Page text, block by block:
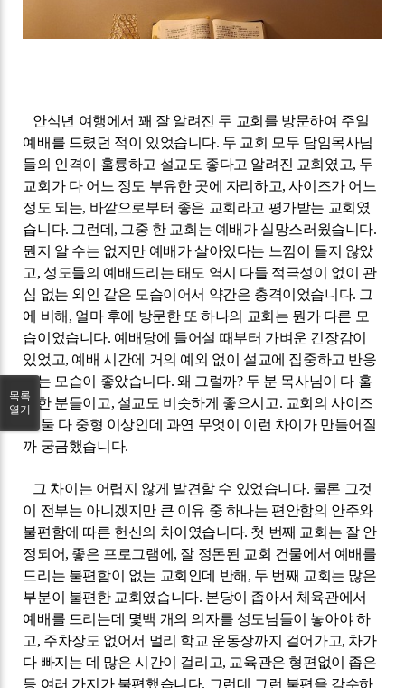
안식년 여행에서 꽤 잘 알려진 두 교회를 방문하여 주일
예배를 드렸던 적이 있었습니다. 두 교회 모두 담임목사님
들의 인격이 훌륭하고 설교도 좋다고 알려진 교회였고, 두
교회가 다 어느 정도 부유한 곳에 자리하고,사이즈가 어느
정도 되는, 바깥으로부터 좋은 교회라고 평가받는 교회였
습니다. 그런데 , 그중 한 교회는 예배가 실망스러웠습니다.
뭔지 알 수는 없지만 예배가 살아있다는 느낌이 들지 않았
고, 성도들의 예배드리는 태도 역시 다들 적극성이 없이 관
심 없는 외인 같은 모습이어서 약간은 충격이었습니다. 그
에 비해 , 얼마 후에 방문한 또 하나의 교회는 뭔가 다른 모
습이었습니다. 예배당에 들어설 때부터 가벼운 긴장감이
있었고, 예배 시간에 거의 예외 없이 설교에 집중하고 반응
하는 모습이 좋았습니다. 왜 그럴까? 두 분 목사님이 다 훌
륭한 분들이고, 설교도 비슷하게 좋으시고. 교회의 사이즈
도 둘 다 중형 이상인데 과연 무엇이 이런 차이가 만들어질
까 궁금했습니다.
그 차이는 어렵지 않게 발견할 수 있었습니다. 물론 그것
이 전부는 아니겠지만 큰 이유 중 하나는 편안함의 안주와
불편함에 따른 헌신의 차이였습니다. 첫 번째 교회는 잘 안
정되어, 좋은 프로그램에 , 잘 정돈된 교회 건물에서 예배를
드리는 불편함이 없는 교회인데 반해 , 두 번째 교회는 많은
부분이 불편한 교회였습니다. 본당이 좁아서 체육관에서
예배를 드리는데 몇백 개의 의자를 성도님들이 놓아야 하
고, 주차장도 없어서 멀리 학교 운동장까지 걸어가고, 차가
다 빠지는 데 많은 시간이 걸리고, 교육관은 형편없이 좁은
등 여러 가지가 불편했습니다. 그런데 그런 불편을 감수하
목록
열기